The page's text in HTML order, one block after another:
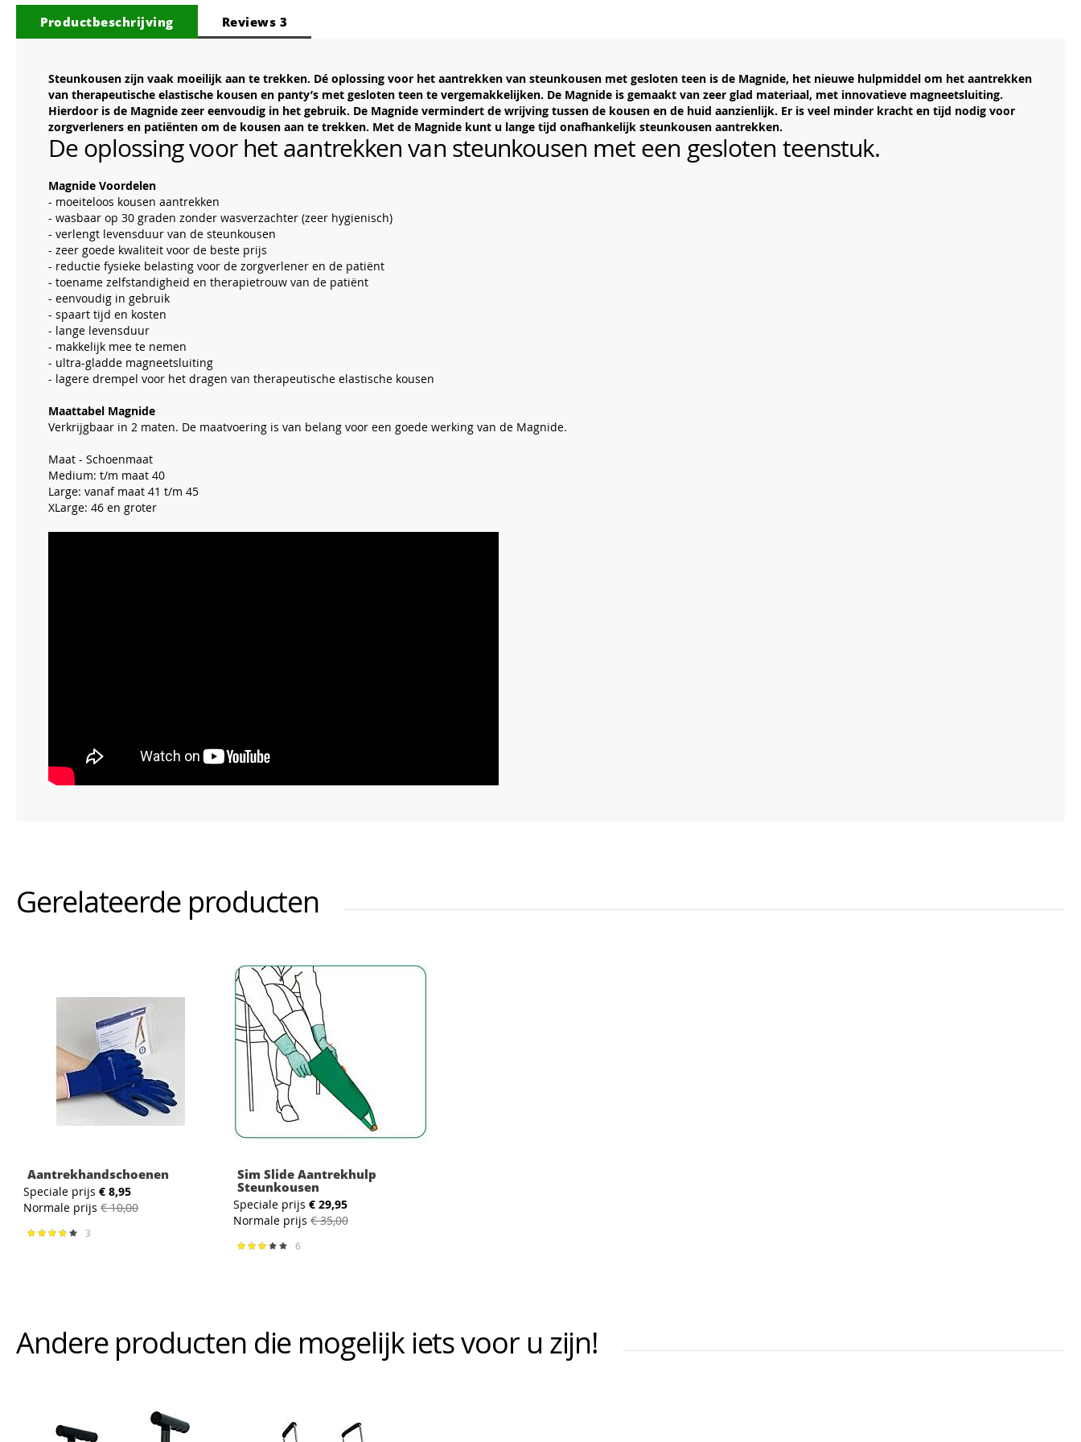
Productbeschrijving
Steunkousen zijn vaak moeilijk aan te trekken. Dé oplossing voor het aantrekken van steunkousen met gesloten teen is de Magnide, het nieuwe hulpmiddel om het aantrekken
van therapeutische elastische kousen en panty’s met gesloten teen te vergemakkelijken. De Magnide is gemaakt van zeer glad materiaal, met innovatieve magneetsluiting.
Hierdoor is de Magnide zeer eenvoudig in het gebruik. De Magnide vermindert de wrijving tussen de kousen en de huid aanzienlijk. Er is veel minder kracht en tijd nodig voor
zorgverleners en patiënten om de kousen aan te trekken. Met de Magnide kunt u lange tijd onafhankelijk steunkousen aantrekken.
De oplossing voor het aantrekken van steunkousen met een gesloten teenstuk.
Magnide Voordelen
- moeiteloos kousen aantrekken
- wasbaar op 30 graden zonder wasverzachter (zeer hygienisch)
- verlengt levensduur van de steunkousen
- zeer goede kwaliteit voor de beste prijs
- reductie fysieke belasting voor de zorgverlener en de patiënt
- toename zelfstandigheid en therapietrouw van de patiënt
- eenvoudig in gebruik
- spaart tijd en kosten
- lange levensduur
- makkelijk mee te nemen
- ultra-gladde magneetsluiting
- lagere drempel voor het dragen van therapeutische elastische kousen
Maattabel Magnide
Verkrijgbaar in 2 maten. De maatvoering is van belang voor een goede werking van de Magnide.
Maat - Schoenmaat
Medium: t/m maat 40
Large: vanaf maat 41 t/m 45
XLarge: 46 en groter
Reviews 3
Gerelateerde producten
Aantrekhandschoenen
Speciale prijs € 8,95
Normale prijs € 10,00
Waardering:
3
Sim Slide Aantrekhulp
Steunkousen
Speciale prijs € 29,95
Normale prijs € 35,00
Waardering:
6
Andere producten die mogelijk iets voor u zijn!